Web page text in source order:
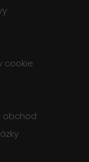
cookie
obchod